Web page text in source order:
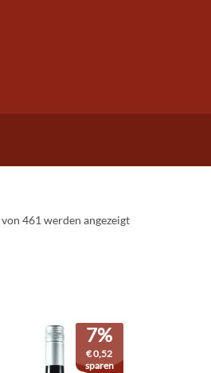
461 werden angezeigt
7%
€0,52
sparen